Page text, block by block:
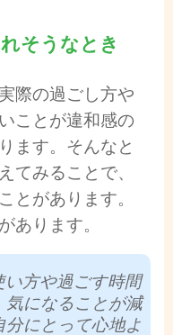
そうなとき
際の過ごし方や
ことが違和感の
ます。そんなと
てみることで、
とがあります。
あります。
い方や過ごす時間
気になることが減
分にとって心地よ